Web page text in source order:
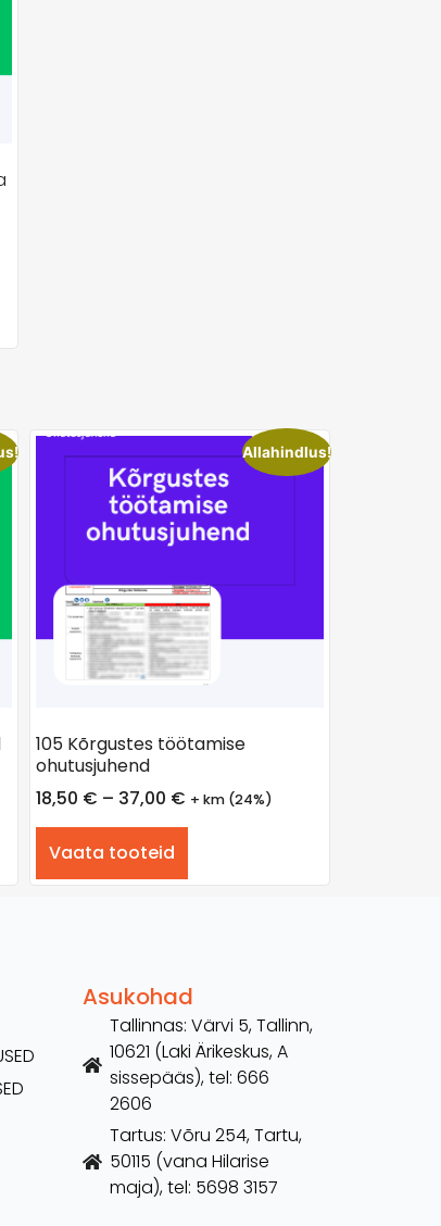
Allahindlus!
105 Kõrgustes töötamise
ohutusjuhend
18,50 € – 37,00 € + km (24%)
Vaata tooteid
Asukohad
Tallinnas: Värvi 5, Tallinn,
10621 (Laki Ärikeskus, A
sissepääs), tel: 666
2606
Tartus: Võru 254, Tartu,
50115 (vana Hilarise
maja), tel: 5698 3157